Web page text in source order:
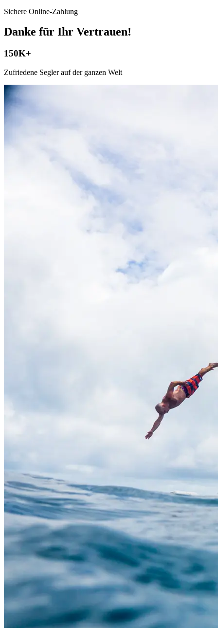
Sichere Online-Zahlung
Danke für Ihr Vertrauen!
150K+
Zufriedene Segler auf der ganzen Welt